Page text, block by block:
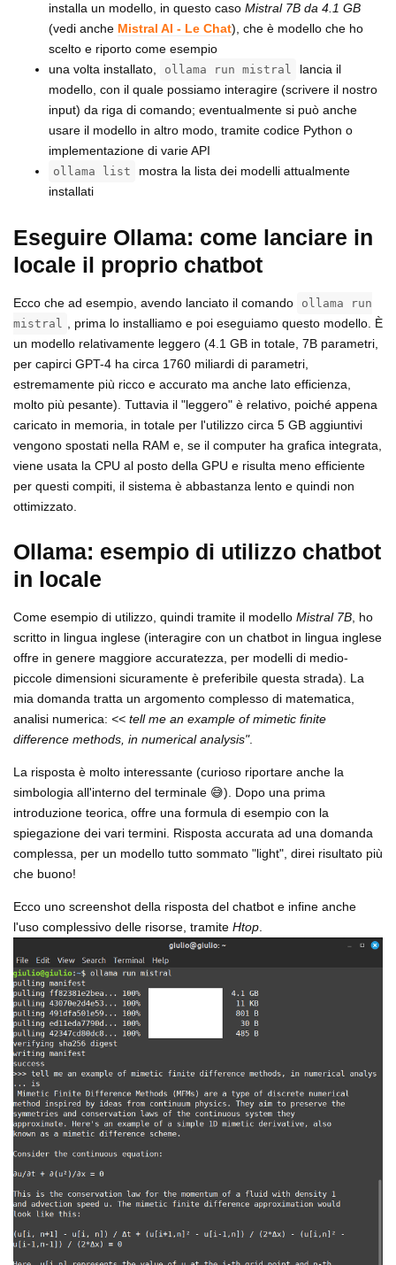
installa un modello, in questo caso Mistral 7B da 4.1 GB
(vedi anche Mistral AI - Le Chat), che è modello che ho
scelto e riporto come esempio
una volta installato,
ollama run mistral
lancia il
modello, con il quale possiamo interagire (scrivere il nostro
input) da riga di comando; eventualmente si può anche
usare il modello in altro modo, tramite codice Python o
implementazione di varie API
ollama list
mostra la lista dei modelli attualmente
installati
Eseguire Ollama: come lanciare in
locale il proprio chatbot
Ecco che ad esempio, avendo lanciato il comando
ollama run
mistral
, prima lo installiamo e poi eseguiamo questo modello. È
un modello relativamente leggero (4.1 GB in totale, 7B parametri,
per capirci GPT-4 ha circa 1760 miliardi di parametri,
estremamente più ricco e accurato ma anche lato efficienza,
molto più pesante). Tuttavia il "leggero" è relativo, poiché appena
caricato in memoria, in totale per l'utilizzo circa 5 GB aggiuntivi
vengono spostati nella RAM e, se il computer ha grafica integrata,
viene usata la CPU al posto della GPU e risulta meno efficiente
per questi compiti, il sistema è abbastanza lento e quindi non
ottimizzato.
Ollama: esempio di utilizzo chatbot
in locale
Come esempio di utilizzo, quindi tramite il modello Mistral 7B, ho
scritto in lingua inglese (interagire con un chatbot in lingua inglese
offre in genere maggiore accuratezza, per modelli di medio-
piccole dimensioni sicuramente è preferibile questa strada). La
mia domanda tratta un argomento complesso di matematica,
analisi numerica: << tell me an example of mimetic finite
difference methods, in numerical analysis".
La risposta è molto interessante (curioso riportare anche la
simbologia all'interno del terminale 😅). Dopo una prima
introduzione teorica, offre una formula di esempio con la
spiegazione dei vari termini. Risposta accurata ad una domanda
complessa, per un modello tutto sommato "light", direi risultato più
che buono!
Ecco uno screenshot della risposta del chatbot e infine anche
l'uso complessivo delle risorse, tramite Htop.